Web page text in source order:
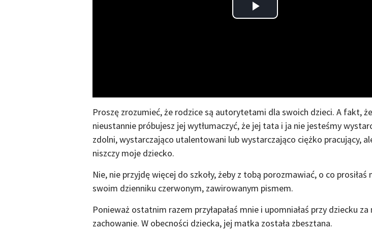
Play
Proszę zrozumieć, że rodzice są autorytetami dla swoich dzieci. A fakt, że
nieustannie próbujesz jej wytłumaczyć, że jej tata i ja nie jesteśmy
zdolni, wystarczająco utalentowani lub wystarczająco ciężko pracujący,
niszczy moje dziecko.
Nie, nie przyjdę więcej do szkoły, żeby z tobą porozmawiać, o co prosiłaś
swoim dzienniku czerwonym, zawirowanym pismem.
Ponieważ ostatnim razem przyłapałaś mnie i upomniałaś przy dziecku za
zachowanie. W obecności dziecka, jej matka została zbesztana.